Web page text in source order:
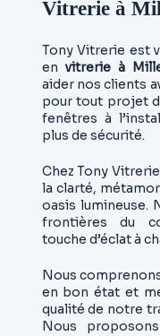
Vitrerie à
Tony Vitrerie est
en vitrerie à
aider nos clients
pour tout projet
fenêtres à
plus de sécurité.
Chez Tony
la clarté,
oasis lumineuse.
frontières du
touche d’éclat à
Nous
en bon état et
qualité de notre
Nous